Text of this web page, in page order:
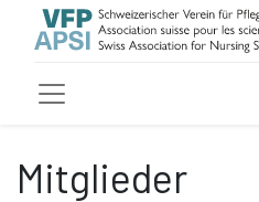
Mitglieder